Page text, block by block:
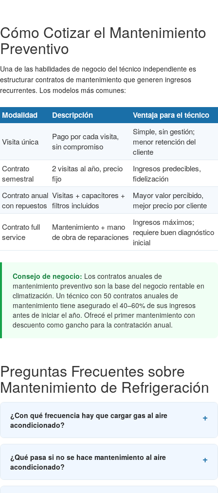
Cómo Cotizar el Mantenimiento
Preventivo
Una de las habilidades de negocio del técnico independiente es
estructurar contratos de mantenimiento que generen ingresos
recurrentes. Los modelos más comunes:
Modalidad Descripción Ventaja para el técnico
Visita única
Pago por cada visita,
sin compromiso
Simple, sin gestión;
menor retención del
cliente
Contrato
semestral
2 visitas al año, precio
fijo
Ingresos predecibles,
fidelización
Contrato anual
con repuestos
Visitas + capacitores +
filtros incluidos
Mayor valor percibido,
mejor precio por cliente
Contrato full
service
Mantenimiento + mano
de obra de reparaciones
Ingresos máximos;
requiere buen diagnóstico
inicial
Consejo de negocio: Los contratos anuales de
mantenimiento preventivo son la base del negocio rentable en
climatización. Un técnico con 50 contratos anuales de
mantenimiento tiene asegurado el 40–60% de sus ingresos
antes de iniciar el año. Ofrecé el primer mantenimiento con
descuento como gancho para la contratación anual.
Preguntas Frecuentes sobre
Mantenimiento de Refrigeración
¿Con qué frecuencia hay que cargar gas al aire
acondicionado?
Un equipo sin fugas NO debería necesitar recarga de gas
nunca. Si hay que recargar, hay una fuga que debe detectarse
y repararse antes. Recargar sin reparar la fuga es gastar dinero
en refrigerante que volverá a escaparse. Un sistema
correctamente instalado y sin fugas mantiene su carga de
¿Qué pasa si no se hace mantenimiento al aire
acondicionado?
Sin mantenimiento, el consumo eléctrico aumenta